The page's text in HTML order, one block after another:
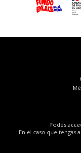
Podés
En el caso que tengas